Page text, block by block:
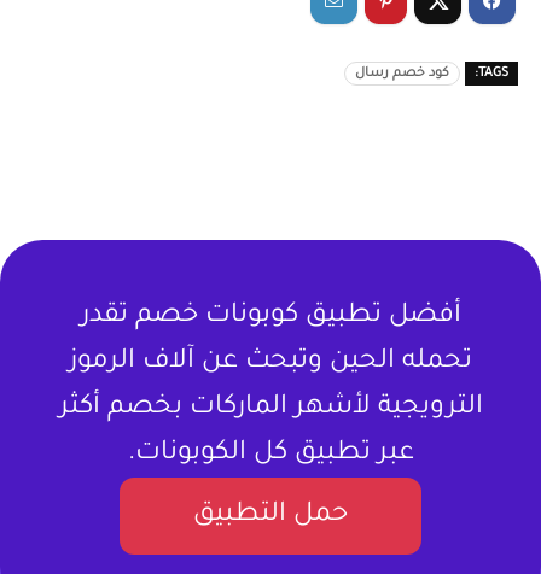
TAGS: كود خصم رسال
أفضل تطبيق كوبونات خصم تقدر
تحمله الحين وتبحث عن آلاف الرموز
الترويجية لأشهر الماركات بخصم أكثر
عبر تطبيق كل الكوبونات.
حمل التطبيق